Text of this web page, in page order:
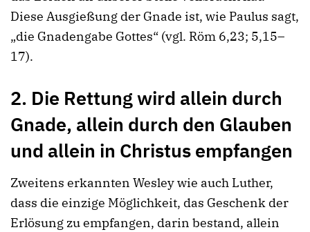
Diese Ausgießung der Gnade ist, wie Paulus sagt,
„die Gnadengabe Gottes“ (vgl. Röm 6,23; 5,15–
17).
2. Die Rettung wird allein durch
Gnade, allein durch den Glauben
und allein in Christus empfangen
Zweitens erkannten Wesley wie auch Luther,
dass die einzige Möglichkeit, das Geschenk der
Erlösung zu empfangen, darin bestand, allein